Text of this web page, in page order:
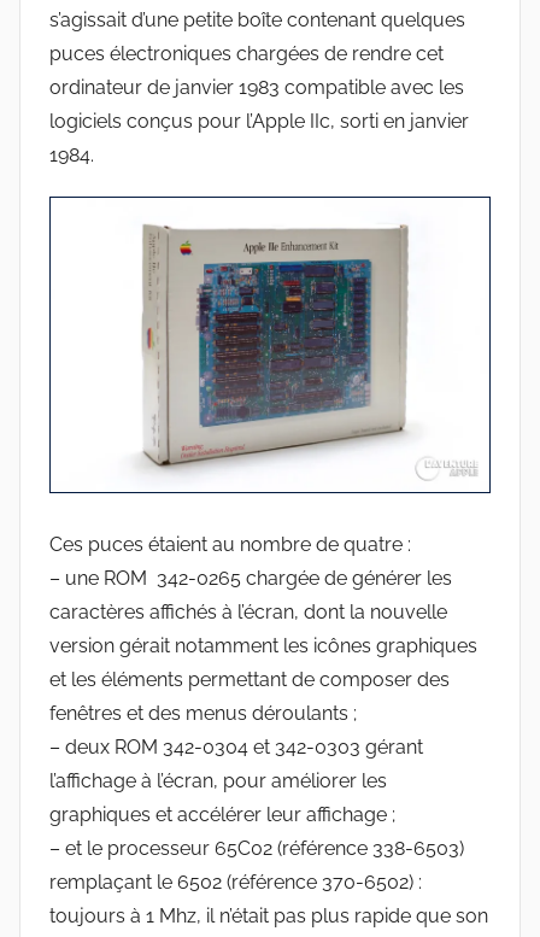
s’agissait d’une petite boîte contenant quelques
puces électroniques chargées de rendre cet
ordinateur de janvier 1983 compatible avec les
logiciels conçus pour l’Apple IIc, sorti en janvier
1984.
Ces puces étaient au nombre de quatre :
– une ROM 342-0265 chargée de générer les
caractères affichés à l’écran, dont la nouvelle
version gérait notamment les icônes graphiques
et les éléments permettant de composer des
fenêtres et des menus déroulants ;
– deux ROM 342-0304 et 342-0303 gérant
l’affichage à l’écran, pour améliorer les
graphiques et accélérer leur affichage ;
– et le processeur 65C02 (référence 338-6503)
remplaçant le 6502 (référence 370-6502) :
toujours à 1 Mhz, il n’était pas plus rapide que son